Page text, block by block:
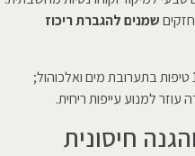
שמנים להגברת ריכוז
המלצה לשימוש: מרסס חדר מכיל 10–15 טיפות בתערובת מים ואלכוהול;
חיסונית